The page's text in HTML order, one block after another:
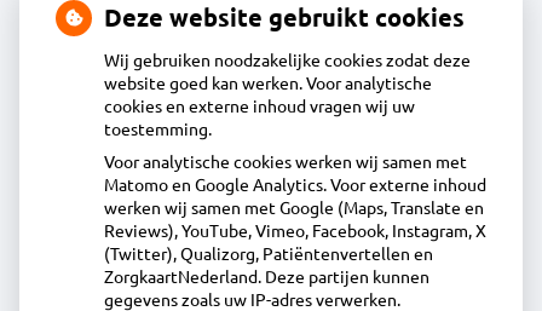
Acdapha Apotheek Volendam
Herculeslaan 1, 1131MR Volendam
0299-363480
info@apotheekvolendam.nl
Inschrijven
Deze website gebruikt cookies
Wij gebruiken noodzakelijke cookies zodat deze
website goed kan werken. Voor analytische
cookies en externe inhoud vragen wij uw
toestemming.
Voor analytische cookies werken wij samen met
Matomo en Google Analytics. Voor externe inhoud
werken wij samen met Google (Maps, Translate en
Reviews), YouTube, Vimeo, Facebook, Instagram, X
(Twitter), Qualizorg, Patiëntenvertellen en
ZorgkaartNederland. Deze partijen kunnen
gegevens zoals uw IP-adres verwerken.